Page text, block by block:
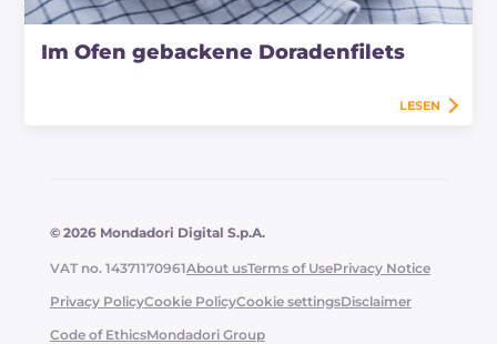
Im Ofen gebackene Doradenfilets
LESEN
© 2026 Mondadori Digital S.p.A.
VAT no. 14371170961About usTerms of UsePrivacy Notice
Privacy PolicyCookie PolicyCookie settingsDisclaimer
Code of EthicsMondadori Group